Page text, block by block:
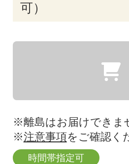
可）
※離島はお届けできま
※注意事項をご確認く
時間帯指定可